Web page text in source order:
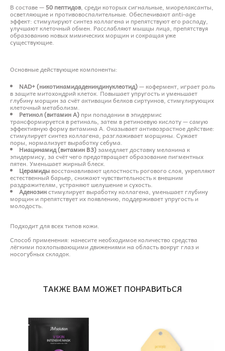
В составе — 50 пептидов, среди которых сигнальные, миорелаксанты,
осветляющие и противовоспалительные. Обеспечивают anti-age
эффект: стимулируют синтез коллагена и препятствуют его распаду,
улучшают клеточный обмен. Расслабляют мышцы лица, препятствуя
образованию новых мимических морщин и сокращая уже
существующие.
Основные действующие компоненты:
NAD+ (никотинамидадениндинуклеотид)— кофермент, играет роль
в защите митохондрий клеток. Повышает упругость и уменьшает
глубину морщин за счёт активации белков сиртуинов, стимулирующих
клеточный метаболизм.
Ретинол (витамин A) при попадании в эпидермис
трансформируется в ретиналь, затем в ретиноевую кислоту — самую
эффективную форму витамина A. Оказывает антивозрастное действие:
стимулирует синтез коллагена, разглаживает морщины. Сужает
поры, нормализует выработку себума.
Ниацинамид (витамин B3)замедляет доставку меланина к
эпидермису, за счёт чего предотвращает образование пигментных
пятен. Уменьшает жирный блеск.
Церамиды восстанавливают целостность рогового слоя, укрепляют
естественный барьер, снижают чувствительность к внешним
раздражителям, устраняют шелушение и сухость.
Аденозинстимулирует выработку коллагена, уменьшает глубину
морщин и препятствует их появлению, поддерживает упругость и
молодость.
Подходит для всех типов кожи.
Способ применения: нанесите необходимое количество средства
лёгкими похлопывающими движениями на область вокруг глаз и
носогубных складок.
ТАКЖЕ ВАМ МОЖЕТ ПОНРАВИТЬСЯ